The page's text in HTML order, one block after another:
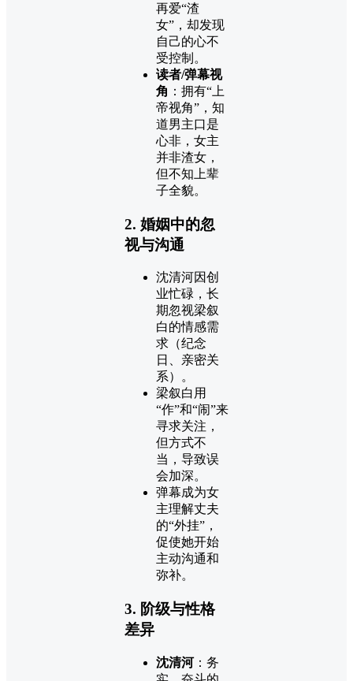
再爱“渣
女”，却发现
自己的心不
受控制。
读者/弹幕视
角 ：拥有“上
帝视角”，知
道男主口是
心非，女主
并非渣女，
但不知上辈
子全貌。
2. 婚姻中的忽
视与沟通
沈清河因创
业忙碌，长
期忽视梁叙
白的情感需
求（纪念
日、亲密关
系）。
梁叙白用
“作”和“闹”来
寻求关注，
但方式不
当，导致误
会加深。
弹幕成为女
主理解丈夫
的“外挂”，
促使她开始
主动沟通和
弥补。
3. 阶级与性格
差异
沈清河：务